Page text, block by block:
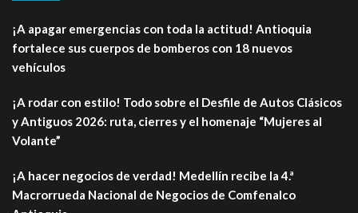
¡A apagar emergencias con toda la actitud! Antioquia
fortalece sus cuerpos de bomberos con 18 nuevos
vehículos
¡A rodar con estilo! Todo sobre el Desfile de Autos Clásicos
y Antiguos 2026: ruta, cierres y el homenaje “Mujeres al
Volante”
¡A hacer negocios de verdad! Medellín recibe la 4.ª
Macrorrueda Nacional de Negocios de Comfenalco